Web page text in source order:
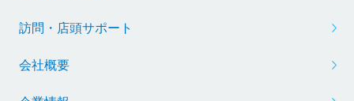
訪問・店頭サポート
会社概要